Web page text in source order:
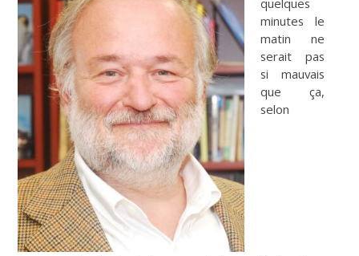
minutesle
matin ne
serait pas
simauvais
que ça,
selon